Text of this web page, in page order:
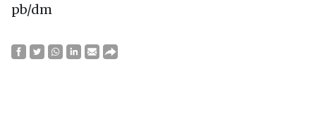
pb/dm